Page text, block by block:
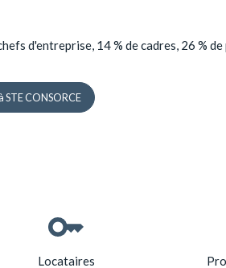
d'entreprise, 14 % de cadres, 26 %
STE CONSORCE
Locataires